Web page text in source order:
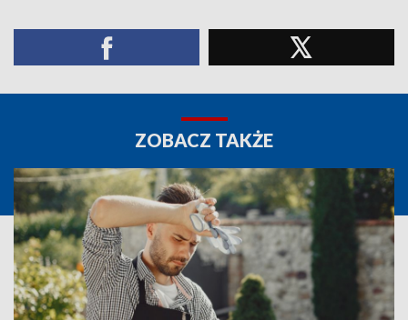
ZOBACZ TAKŻE